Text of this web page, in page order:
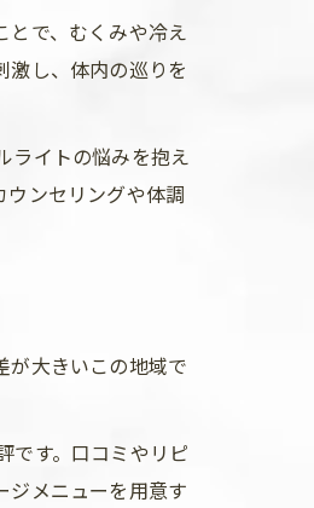
とで、むくみや冷え
激し、体内の巡りを
ライトの悩みを抱え
ンセリングや体調
が大きいこの地域で
です。口コミやリピ
ジメニューを用意す